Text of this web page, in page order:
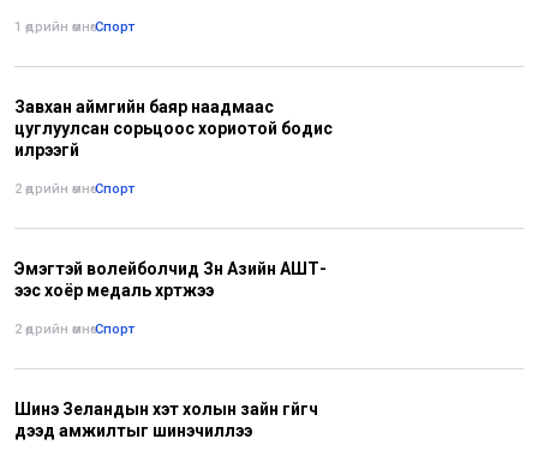
1 өдрийн өмнө•Спорт
Завхан аймгийн баяр наадмаас
цуглуулсан сорьцоос хориотой бодис
илрээгүй
2 өдрийн өмнө•Спорт
Эмэгтэй волейболчид Зүүн Азийн АШТ-
ээс хоёр медаль хүртжээ
2 өдрийн өмнө•Спорт
Шинэ Зеландын хэт холын зайн гүйгч
дээд амжилтыг шинэчиллээ